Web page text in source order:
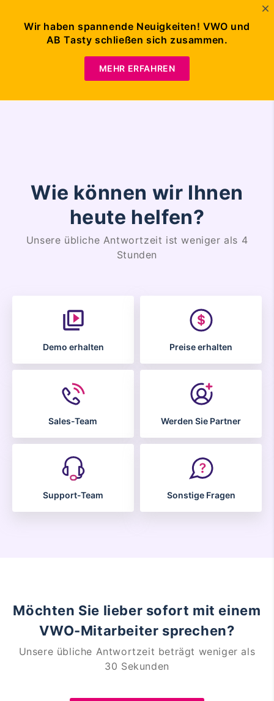
ANFORDERN
Wie können wir Ihnen
heute helfen?
Unsere übliche Antwortzeit ist weniger als 4
Stunden
Demo erhalten Preise erhalten
Sales-Team Werden Sie Partner
Support-Team Sonstige Fragen
Möchten Sie lieber sofort mit einem
VWO-Mitarbeiter sprechen?
Unsere übliche Antwortzeit beträgt weniger als
30 Sekunden
Wir haben spannende Neuigkeiten! VWO und
AB Tasty schließen sich zusammen.
MEHR ERFAHREN